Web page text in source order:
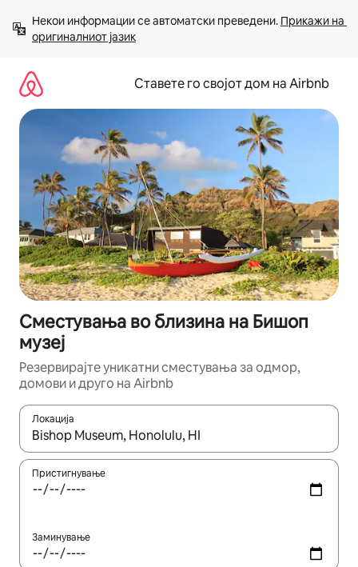
содржина
Некои информации се автоматски преведени. Прикажи на
оригиналниот јазик
Ставете го својот дом на Airbnb
Сместувања во близина на Бишоп
музеј
Резервирајте уникатни сместувања за одмор,
домови и друго на Airbnb
Локација
Кога резултатите се достапни, движете се со копчињата
Пристигнување
Заминување